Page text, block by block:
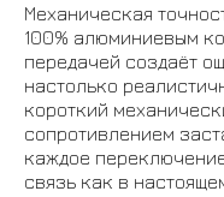
Механическая
100% алюминиевым
передачей создаёт
настолько
короткий
сопротивлением
каждое
связь как в